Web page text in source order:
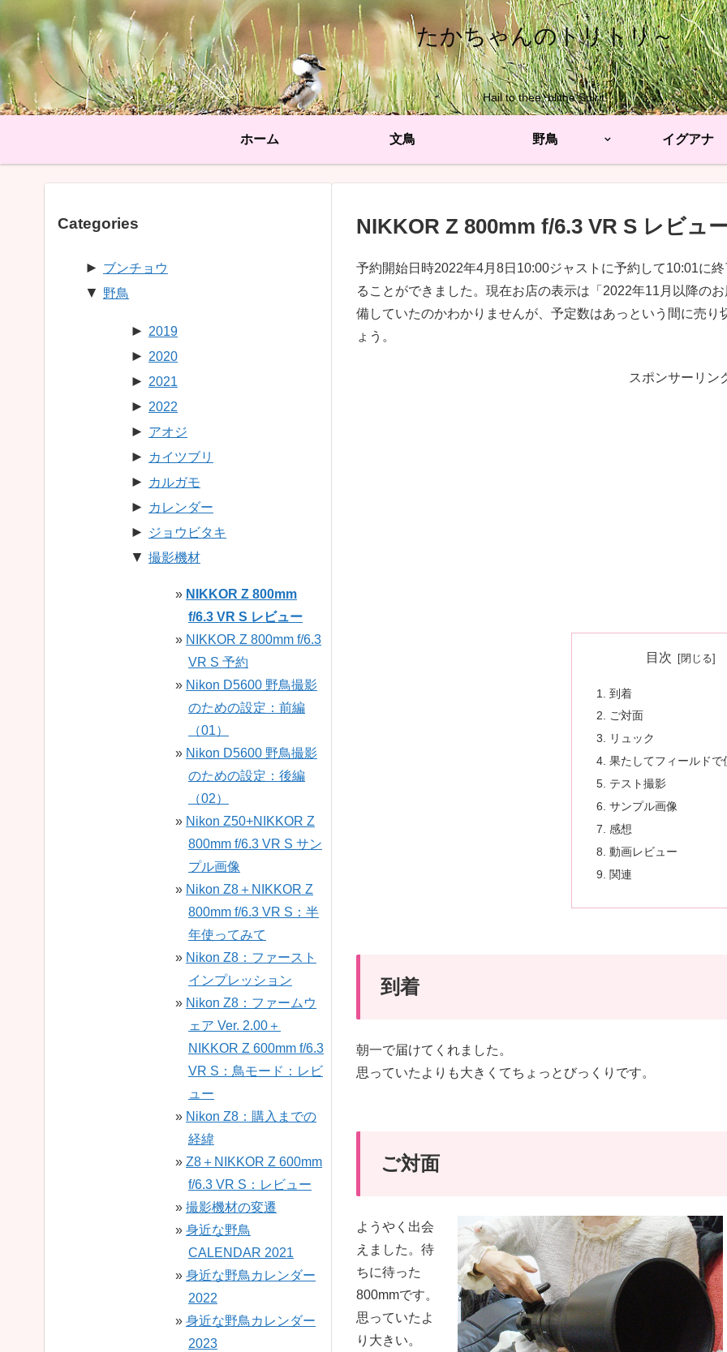
たかちゃんのトリトリ～
Hail to thee, blithe Spirit!
ホーム 文鳥 野鳥 イグアナ
NIKKOR Z 800mm f/6.3 VR S レビュ
予約開始日時2022年4月8日10:00ジャストに予約して10:01に
ることができました。現在お店の表示は「2022年11月以降の
備していたのかわかりませんが、予定数はあっという間に売
ょう。
スポンサーリン
目次
到着
ご対面
リュック
果たしてフィールドで
テスト撮影
サンプル画像
感想
動画レビュー
関連
到着
朝一で届けてくれました。
思っていたよりも大きくてちょっとびっくりです。
ご対面
ようやく出会
えました。待
ちに待った
800mmです。
思っていたよ
り大きい。
Categories
► ブンチョウ
▼ 野鳥
► 2019
► 2020
► 2021
► 2022
► アオジ
► カイツブリ
► カルガモ
► カレンダー
► ジョウビタキ
▼ 撮影機材
NIKKOR Z 800mm
f/6.3 VR S レビュー
NIKKOR Z 800mm f/6.3
VR S 予約
Nikon D5600 野鳥撮影
のための設定：前編
（01）
Nikon D5600 野鳥撮影
のための設定：後編
（02）
Nikon Z50+NIKKOR Z
800mm f/6.3 VR S サン
プル画像
Nikon Z8＋NIKKOR Z
800mm f/6.3 VR S：半
年使ってみて
Nikon Z8：ファースト
インプレッション
Nikon Z8：ファームウ
ェア Ver. 2.00＋
NIKKOR Z 600mm f/6.3
VR S：鳥モード：レビ
ュー
Nikon Z8：購入までの
経緯
Z8＋NIKKOR Z 600mm
f/6.3 VR S：レビュー
撮影機材の変遷
身近な野鳥
CALENDAR 2021
身近な野鳥カレンダー
2022
身近な野鳥カレンダー
2023